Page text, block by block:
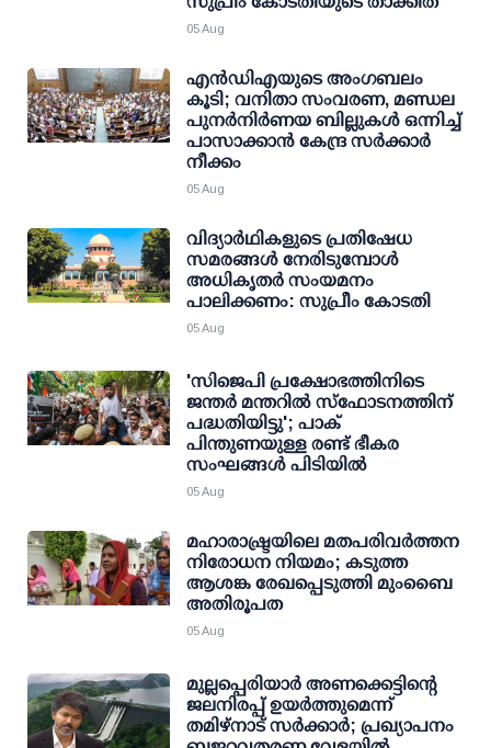
05 Aug
എന്‍ഡിഎയുടെ അംഗബലം
കൂടി; വനിതാ സംവരണ, മണ്ഡല
പുനര്‍നിര്‍ണയ ബില്ലുകള്‍ ഒന്നിച്ച്
പാസാക്കാന്‍ കേന്ദ്ര സര്‍ക്കാര്‍
നീക്കം
05 Aug
വിദ്യാര്‍ഥികളുടെ പ്രതിഷേധ
സമരങ്ങള്‍ നേരിടുമ്പോള്‍
അധികൃതര്‍ സംയമനം
പാലിക്കണം: സുപ്രീം കോടതി
05 Aug
'സിജെപി പ്രക്ഷോഭത്തിനിടെ
ജന്തര്‍ മന്തറില്‍ സ്ഫോടനത്തിന്
പദ്ധതിയിട്ടു'; പാക്
പിന്തുണയുള്ള രണ്ട് ഭീകര
സംഘങ്ങള്‍ പിടിയില്‍
05 Aug
മഹാരാഷ്ട്രയിലെ മതപരിവർത്തന
നിരോധന നിയമം; കടുത്ത
ആശങ്ക രേഖപ്പെടുത്തി മുംബൈ
അതിരൂപത
05 Aug
മുല്ലപ്പെരിയാര്‍ അണക്കെട്ടിന്റെ
ജലനിരപ്പ് ഉയര്‍ത്തുമെന്ന്
തമിഴ്‌നാട് സര്‍ക്കാര്‍; പ്രഖ്യാപനം